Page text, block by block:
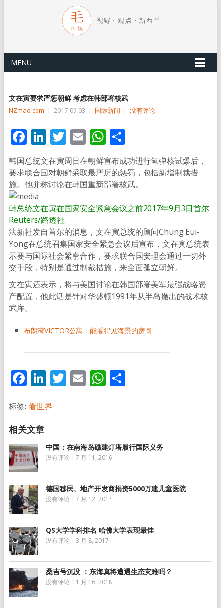
MENU
文在寅要求严惩朝鲜 考虑在韩部署核武
NZmao com | 2017-09-03 | 国际新闻 | 没有评论
Facebook
LinkedIn
Twitter
EmailWhatsApp
分
享
韩国总统文在寅周日在朝鲜宣布成功进行氢弹核试爆后，
要求联合国对朝鲜采取最严厉的惩罚，包括新增制裁措
施。他并称讨论在韩国重新部署核武。
韩总统文在寅在国家安全紧急会议之前2017年9月3日首尔
Reuters/路透社
法新社发自首尔的消息，文在寅总统的顾问Chung Eui-
Yong在总统召集国家安全紧急会议后宣布，文在寅总统表
示要与国际社会紧密合作，要求联合国安理会通过一切外
交手段，特别是通过制裁措施，来全面孤立朝鲜。
文在寅还表示，将与美国讨论在韩国部署美军最强战略资
产配置，他此话是针对华盛顿1991年从半岛撤出的战术核
武库。
布朗湾VICTOR公寓：能看得见海景的房间
Facebook
LinkedIn
Twitter
EmailWhatsApp
分
标签: 看世界
中国：在南海岛礁建灯塔履行国际义务
没有评论 | 7 月 11, 2016
德国移民、地产开发商捐资5000万建儿童医院
没有评论 | 7 月 12, 2017
QS大学学科排名 哈佛大学表现最佳
没有评论 | 3 月 8, 2017
桑吉号沉没 ：东海真将遭遇生态灾难吗？
没有评论 | 1 月 16, 2018